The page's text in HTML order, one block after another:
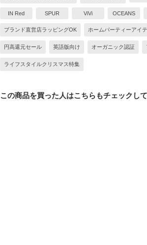
IN Red SPUR ViVi OCEANS
ブランド直営店ラッピングOK ホームパーティーアイ
円高還元セール 英語版向け オーガニック認証
ライフスタイルクリスマス特集
この商品を買った人はこちらもチェックし